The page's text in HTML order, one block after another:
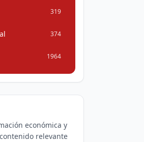
319
374
1964
económica y
relevante